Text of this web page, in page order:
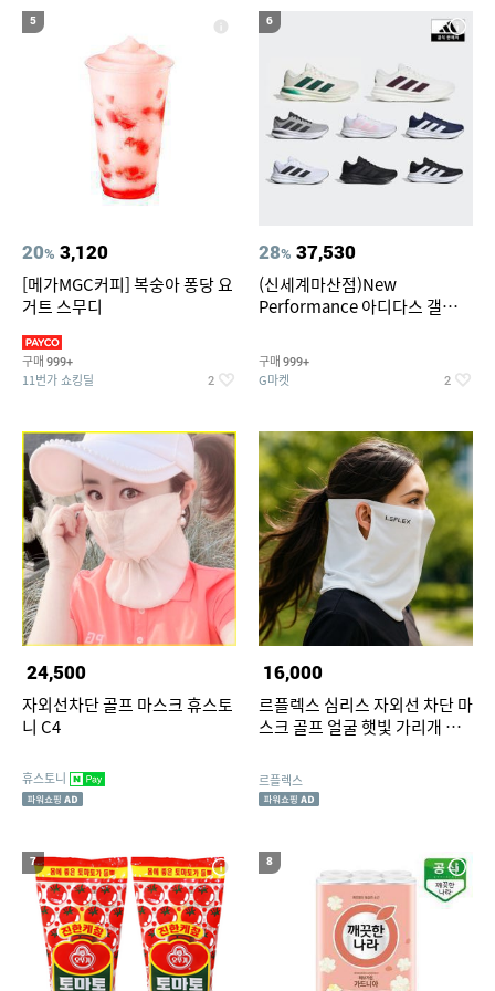
5
20% 3,120
[메가MGC커피] 복숭아 퐁당 요
거트 스무디
구매 999+
11번가 쇼킹딜 2
6
28% 37,530
(신세계마산점)New
Performance 아디다스 갤럭시
구매 999+
G마켓 2
24,500
자외선차단 골프 마스크 휴스토
니 C4
휴스토니
16,000
르플렉스 심리스 자외선 차단 마
스크 골프 얼굴 햇빛 가리개 냉
르플렉스
7 8